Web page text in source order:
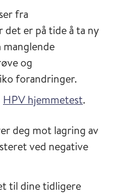
fra
er på tide å ta ny
og
forandringer.
HPV hjemmetest.
deg mot lagring av
ved negative
til dine tidligere